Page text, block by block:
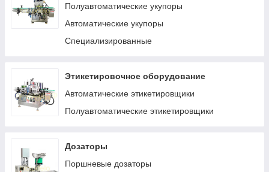
Полуавтоматические укупоры
Автоматические укупоры
Специализированные
Этикетировочное оборудование
Автоматические этикетировщики
Полуавтоматические этикетировщики
Дозаторы
Поршневые дозаторы